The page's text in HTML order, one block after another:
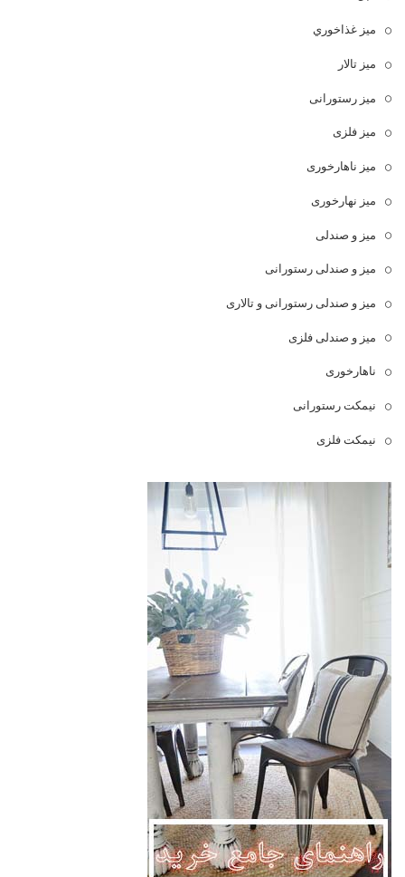
ميز غذاخوري
میز تالار
میز رستورانی
میز فلزی
میز ناهارخوری
میز نهارخوری
میز و صندلی
میز و صندلی رستورانی
میز و صندلی رستورانی و تالاری
میز و صندلی فلزی
ناهارخوری
نیمکت رستورانی
نیمکت فلزی